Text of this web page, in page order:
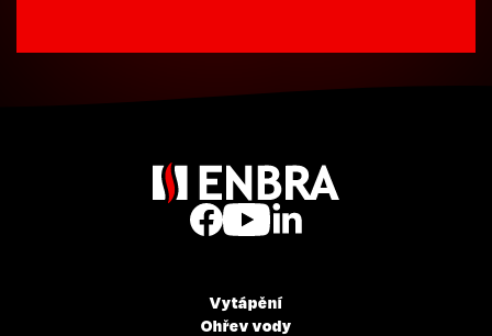
Vytápění
Ohřev vody